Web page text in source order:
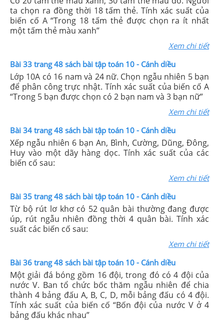
ta chọn ra đồng thời 18 tấm thẻ. Tính xác suất của
biến cố A “Trong 18 tấm thẻ được chọn ra ít nhất
một tấm thẻ màu xanh”
Xem chi tiết
Bài 33 trang 48 sách bài tập toán 10 - Cánh diều
Lớp 10A có 16 nam và 24 nữ. Chọn ngẫu nhiên 5 bạn
để phân công trực nhật. Tính xác suất của biến cố A
“Trong 5 bạn được chọn có 2 bạn nam và 3 bạn nữ”
Xem chi tiết
Bài 34 trang 48 sách bài tập toán 10 - Cánh diều
Xếp ngẫu nhiên 6 bạn An, Bình, Cường, Dũng, Đông,
Huy vào một dãy hàng dọc. Tính xác suất của các
biến cố sau:
Xem chi tiết
Bài 35 trang 48 sách bài tập toán 10 - Cánh diều
Từ bộ rút lơ khơ có 52 quân bài thường đang được
úp, rút ngẫu nhiên đồng thời 4 quân bài. Tính xác
suất các biến cố sau:
Xem chi tiết
Bài 36 trang 48 sách bài tập toán 10 - Cánh diều
Một giải đá bóng gồm 16 đội, trong đó có 4 đội của
nước V. Ban tổ chức bốc thăm ngẫu nhiên để chia
thành 4 bảng đấu A, B, C, D, mỗi bảng đấu có 4 đội.
Tính xác suất của biến cố “Bốn đội của nước V ở 4
bảng đấu khác nhau”